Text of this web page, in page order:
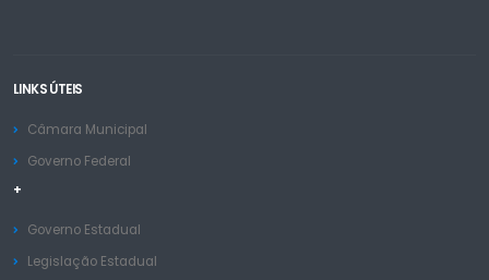
LINKS ÚTEIS
Câmara Municipal
Governo Federal
+
Governo Estadual
Legislação Estadual